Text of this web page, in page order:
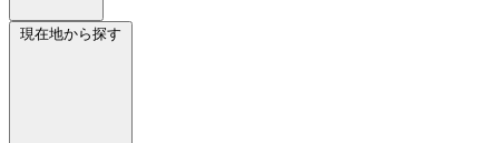
現在地から探す